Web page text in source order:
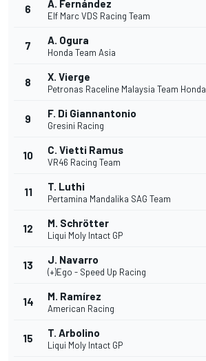
6 A. Fernández
Elf Marc VDS Racing Team
7 A. Ogura
Honda Team Asia
8 X. Vierge
Petronas Raceline Malaysia Team Honda
9 F. Di Giannantonio
Gresini Racing
10 C. Vietti Ramus
VR46 Racing Team
11 T. Luthi
Pertamina Mandalika SAG Team
12 M. Schrötter
Liqui Moly Intact GP
13 J. Navarro
(+)Ego - Speed Up Racing
14 M. Ramírez
American Racing
15 T. Arbolino
Liqui Moly Intact GP